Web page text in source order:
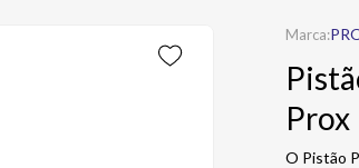
Prox
O Pistão